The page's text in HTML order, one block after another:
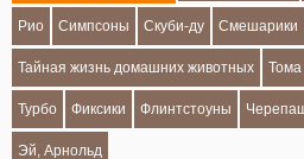
Рио Симпсоны Скуби-ду Смешарики
Тайная жизнь домашних животных
Турбо Фиксики Флинтстоуны
Эй, Арнольд